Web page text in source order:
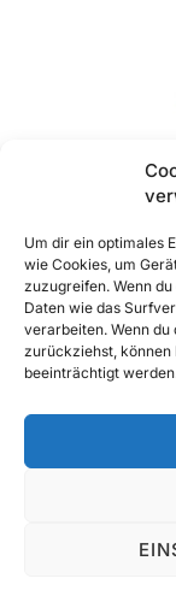
Um dir ein optimales
wie Cookies, um
zuzugreifen. Wenn
Daten wie das
verarbeiten. Wenn
zurückziehst, können
beeinträchtigt